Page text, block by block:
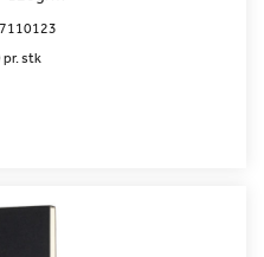
pr. stk